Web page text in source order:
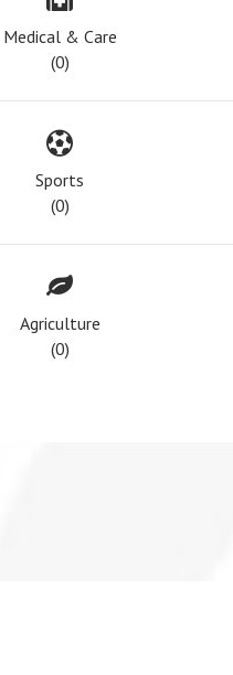
Medical & Care
(0)
Sports
(0)
Agriculture
(0)